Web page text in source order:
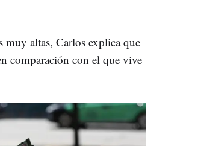
muy altas, Carlos explica que
comparación con el que vive